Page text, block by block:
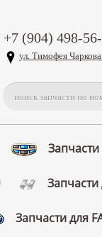
+7 (904) 498-
ул. Тимофея
Запчасти для